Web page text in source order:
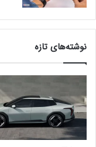
نوشته‌های تازه